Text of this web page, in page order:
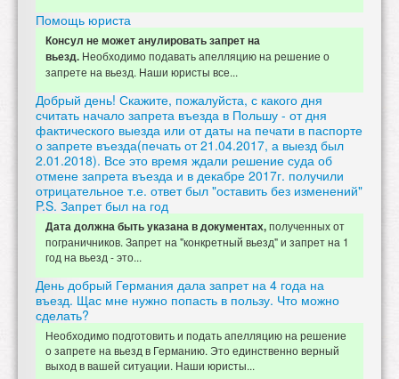
Помощь юриста
Консул не может анулировать запрет на
вьезд. Необходимо подавать апелляцию на решение о
запрете на вьезд. Наши юристы все...
Добрый день! Скажите, пожалуйста, с какого дня
считать начало запрета въезда в Польшу - от дня
фактического выезда или от даты на печати в паспорте
о запрете въезда(печать от 21.04.2017, а выезд был
2.01.2018). Все это время ждали решение суда об
отмене запрета въезда и в декабре 2017г. получили
отрицательное т.е. ответ был "оставить без изменений"
P.S. Запрет был на год
Дата должна быть указана в документах,полученных от
пограничников. Запрет на "конкретный вьезд" и запрет на 1
год на вьезд - это...
День добрый Германия дала запрет на 4 года на
въезд. Щас мне нужно попасть в пользу. Что можно
сделать?
Необходимо подготовить и подать апелляцию на решение
о запрете на вьезд в Германию. Это единственно верный
выход в вашей ситуации. Наши юристы...